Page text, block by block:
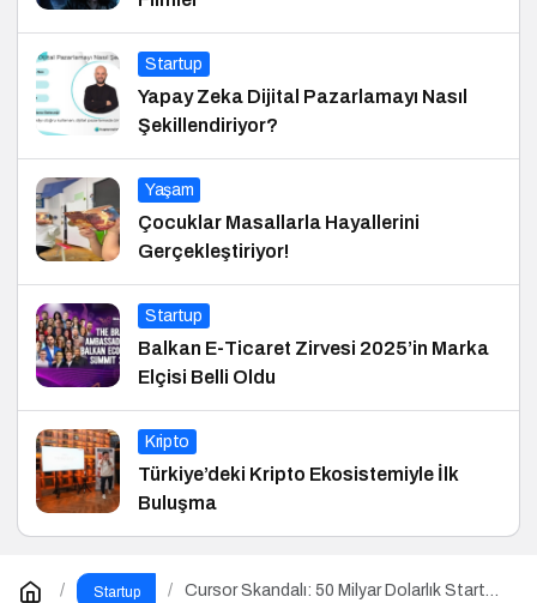
Startup
Yapay Zeka Dijital Pazarlamayı Nasıl
Şekillendiriyor?
Yaşam
Çocuklar Masallarla Hayallerini
Gerçekleştiriyor!
Startup
Balkan E-Ticaret Zirvesi 2025’in Marka
Elçisi Belli Oldu
Kripto
Türkiye’deki Kripto Ekosistemiyle İlk
Buluşma
Startup
Cursor Skandalı: 50 Milyar Dolarlık Startup